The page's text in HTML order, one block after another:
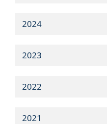
2024
2023
2022
2021